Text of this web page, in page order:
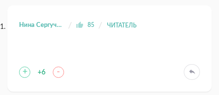
Нина Сергучева 85 ЧИТАТЕЛЬ
+ +6 -